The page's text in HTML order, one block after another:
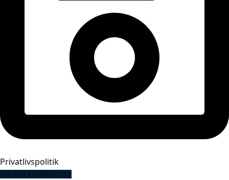
Privatlivspolitik
Se alle klinikker her